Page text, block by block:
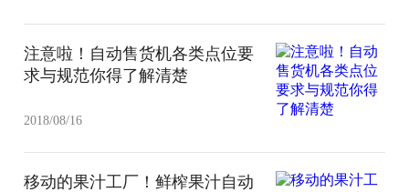
注意啦！自动售货机各类点位要
求与规范你得了解清楚
2018/08/16
移动的果汁工厂！鲜榨果汁自动